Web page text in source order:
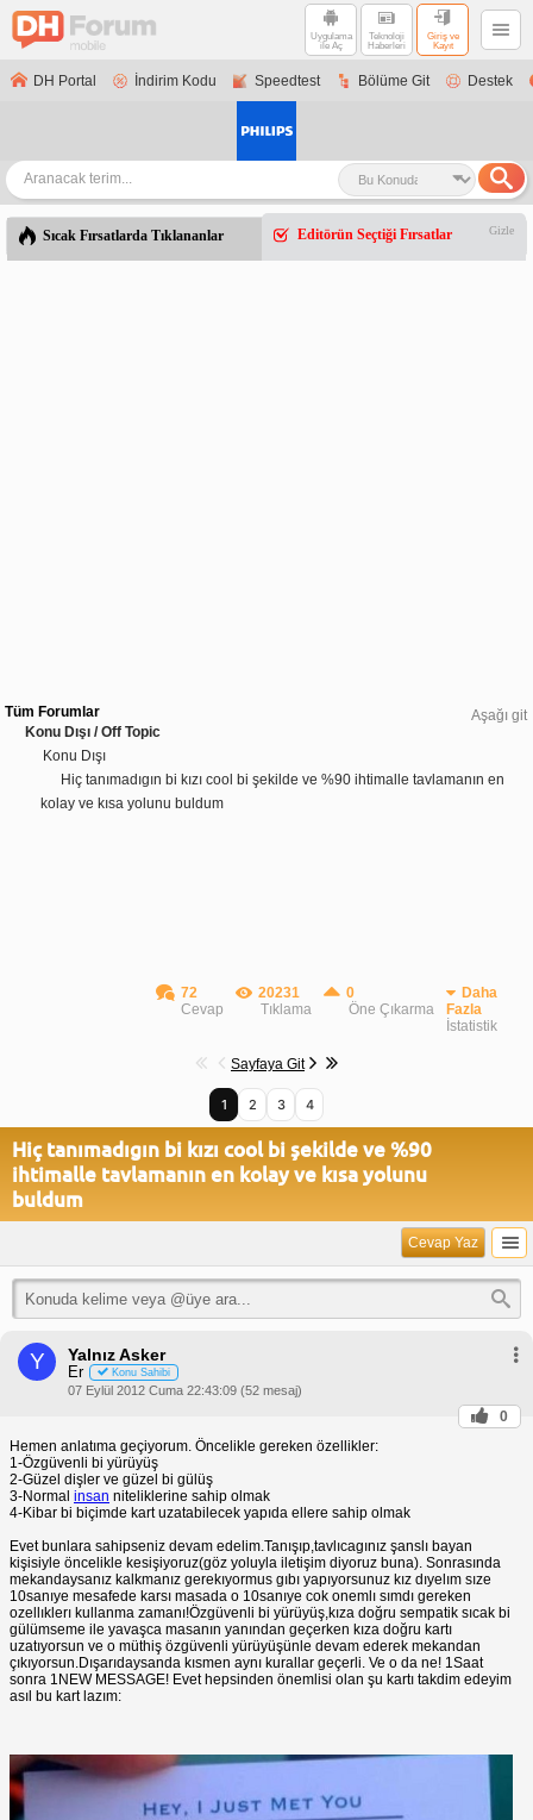
Uygulama
ile Aç
Teknoloji
Haberleri
Giriş ve
Kayıt
DH Portal İndirim Kodu Speedtest Bölüme Git Destek
Sıcak Fırsatlarda Tıklananlar Editörün Seçtiği Fırsatlar Gizle
Aşağı git
Tüm Forumlar
Konu Dışı / Off Topic
Konu Dışı
Hiç tanımadıgın bi kızı cool bi şekilde ve %90 ihtimalle tavlamanın en
kolay ve kısa yolunu buldum
72
Cevap
20231
Tıklama
0
Öne Çıkarma
Daha
Fazla
İstatistik
Sayfaya Git
1 2 3 4
Hiç tanımadıgın bi kızı cool bi şekilde ve %90
ihtimalle tavlamanın en kolay ve kısa yolunu
buldum
Cevap Yaz
Y Yalnız Asker
Er Konu Sahibi
07 Eylül 2012 Cuma 22:43:09 (52 mesaj)
0
Hemen anlatıma geçiyorum. Öncelikle gereken özellikler:
1-Özgüvenli bi yürüyüş
2-Güzel dişler ve güzel bi gülüş
3-Normal insan niteliklerine sahip olmak
4-Kibar bi biçimde kart uzatabilecek yapıda ellere sahip olmak
Evet bunlara sahipseniz devam edelim.Tanışıp,tavlıcagınız şanslı bayan
kişisiyle öncelikle kesişiyoruz(göz yoluyla iletişim diyoruz buna). Sonrasında
mekandaysanız kalkmanız gerekıyormus gıbı yapıyorsunuz kız dıyelım sıze
10sanıye mesafede karsı masada o 10sanıye cok onemlı sımdı gereken
ozellıklerı kullanma zamanı!Özgüvenli bi yürüyüş,kıza doğru sempatik sıcak bi
gülümseme ile yavaşca masanın yanından geçerken kıza doğru kartı
uzatıyorsun ve o müthiş özgüvenli yürüyüşünle devam ederek mekandan
çıkıyorsun.Dışarıdaysanda kısmen aynı kurallar geçerli. Ve o da ne! 1Saat
sonra 1NEW MESSAGE! Evet hepsinden önemlisi olan şu kartı takdim edeyim
asıl bu kart lazım: